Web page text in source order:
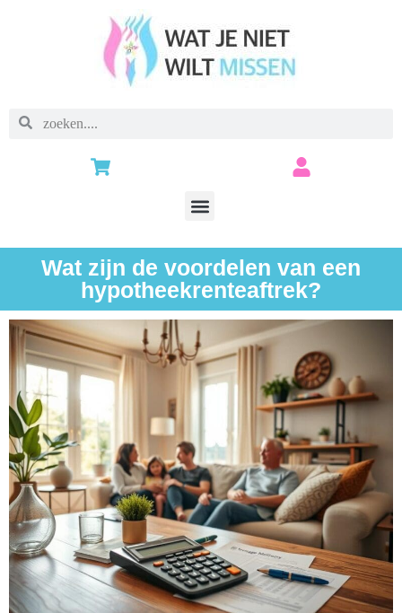
Wat zijn de voordelen van een
hypotheekrenteaftrek?